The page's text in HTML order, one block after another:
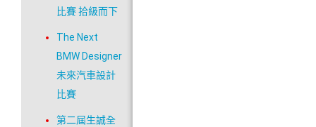
比賽 拾級而下
The Next
BMW Designer
未來汽車設計
比賽
第二屆生誠全